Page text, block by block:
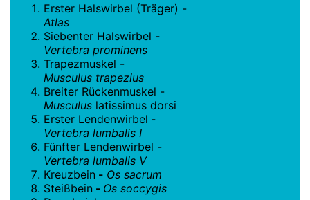
Erster Halswirbel (Träger) -
Atlas
Siebenter Halswirbel -
Vertebra prominens
Trapezmuskel -
Musculus trapezius
Breiter Rückenmuskel -
Musculus latissimus dorsi
Erster Lendenwirbel -
Vertebra lumbalis I
Fünfter Lendenwirbel -
Vertebra lumbalis V
Kreuzbein - Os sacrum
Steißbein - Os soccygis